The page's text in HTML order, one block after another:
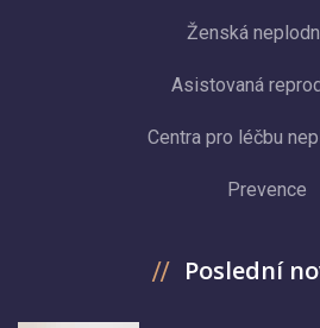
Ženská
Asistovaná
Centra pro léčbu
Prevence
Poslední